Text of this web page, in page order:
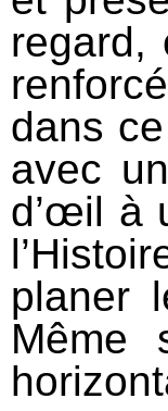
regard,
dans
avec
d’œil à
planer
Même